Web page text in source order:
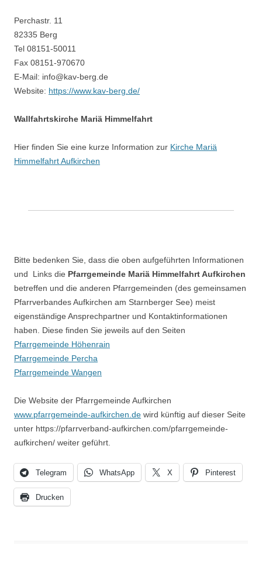
Perchastr. 11
82335 Berg
Tel 08151-50011
Fax 08151-970670
E-Mail: info@kav-berg.de
Website: https://www.kav-berg.de/
Wallfahrtskirche Mariä Himmelfahrt
Hier finden Sie eine kurze Information zur Kirche Mariä
Himmelfahrt Aufkirchen
Bitte bedenken Sie, dass die oben aufgeführten Informationen
und Links die Pfarrgemeinde Mariä Himmelfahrt Aufkirchen
betreffen und die anderen Pfarrgemeinden (des gemeinsamen
Pfarrverbandes Aufkirchen am Starnberger See) meist
eigenständige Ansprechpartner und Kontaktinformationen
haben. Diese finden Sie jeweils auf den Seiten
Pfarrgemeinde Höhenrain
Pfarrgemeinde Percha
Pfarrgemeinde Wangen
Die Website der Pfarrgemeinde Aufkirchen
www.pfarrgemeinde-aufkirchen.de wird künftig auf dieser Seite
unter https://pfarrverband-aufkirchen.com/pfarrgemeinde-
aufkirchen/ weiter geführt.
Telegram WhatsApp X Pinterest
Drucken